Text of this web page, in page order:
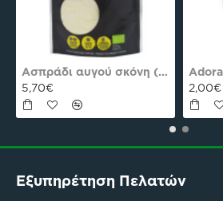
Ασπράδι αυγού σκόνη (Αλβουμίνη) Ola-Bio 50gr
5,70€
2,00€
Εξυπηρέτηση Πελατών